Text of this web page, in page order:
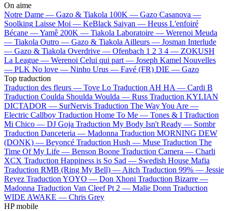
On aime
Notre Dame — Gazo & Tiakola 100K — Gazo Casanova —
Soolking Laisse Moi — KeBlack Saiyan — Heuss L'enfoiré
Bécane —Yamê 200K — Tiakola Laboratoire — Werenoi Meuda
— Tiakola Outro — Gazo & Tiakola Ailleurs — Josman Interlude
— Gazo & Tiakola Overdrive — Ofenbach 1 2 3 4 — ZOKUSH
La League — Werenoi Celui qui part — Joseph Kamel Nouvelles
— PLK No love — Ninho Urus — Favé (FR) DIE — Gazo
Top traduction
Traduction des fleurs — Tove Lo Traduction AH HA — Cardi B
Traduction Coulda Shoulda Woulda — Russ Traduction KYLIAN
DICTADOR — SurNervis Traduction The Way You Are —
Electric Callboy Traduction Home To Me — Tones & I Traduction
Mi Chico — DJ Goja Traduction My Body Isn't Ready — Sombr
Traduction Danceteria — Madonna Traduction MORNING DEW
(DONK) — Beyoncé Traduction Hush — Muse Traduction The
Time Of My Life — Benson Boone Traduction Camera — Charli
XCX Traduction Happiness is So Sad — Swedish House Mafia
Traduction RMB (Ring My Bell) — Aitch Traduction 99% — Jessie
Reyez Traduction YOYO — Don Xhoni Traduction Bizarre —
Madonna Traduction Van Cleef Pt 2 — Malie Donn Traduction
WIDE AWAKE — Chris Grey
HP mobile